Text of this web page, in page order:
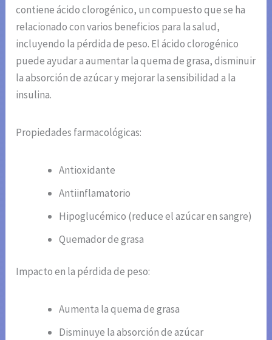
contiene ácido clorogénico, un compuesto que se ha
relacionado con varios beneficios para la salud,
incluyendo la pérdida de peso. El ácido clorogénico
puede ayudar a aumentar la quema de grasa, disminuir
la absorción de azúcar y mejorar la sensibilidad a la
insulina.
Propiedades farmacológicas:
Antioxidante
Antiinflamatorio
Hipoglucémico (reduce el azúcar en sangre)
Quemador de grasa
Impacto en la pérdida de peso:
Aumenta la quema de grasa
Disminuye la absorción de azúcar